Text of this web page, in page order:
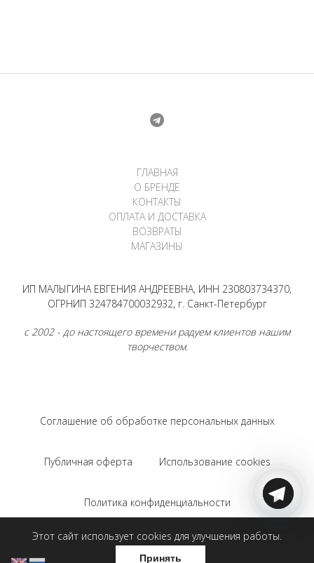
ГЛАВНАЯ
О БРЕНДЕ
КОНТАКТЫ
ОПЛАТА И ДОСТАВКА
ВОЗВРАТЫ
МАГАЗИНЫ
ИП МАЛЫГИНА ЕВГЕНИЯ АНДРЕЕВНА, ИНН 230803734370,
ОГРНИП 324784700032932, г. Санкт-Петербург
с 2002 - до настоящего времени радуем клиентов нашим
творчеством.
Соглашение об обработке персональных данных
Публичная оферта Использование cookies
Политика конфиденциальности
Соглашение на использование Яндекс.Метрики
Этот сайт использует cookies для улучшения работы.
Принять